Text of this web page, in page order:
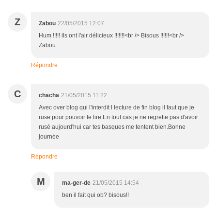
Z Zabou 22/05/2015 12:07
Hum !!!!! ils ont l'air délicieux !!!!!!!<br /> Bisous !!!!!!<br />
Zabou
Répondre
C chacha 21/05/2015 11:22
Avec over blog qui l'interdit l lecture de fin blog il faut que je
ruse pour pouvoir te lire.En tout cas je ne regrette pas d'avoir
rusé aujourd'hui car tes basques me tentent bien.Bonne
journée
Répondre
M ma-ger-de 21/05/2015 14:54
ben il fait qui ob? bisous!!